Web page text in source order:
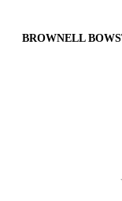
BROWNELL